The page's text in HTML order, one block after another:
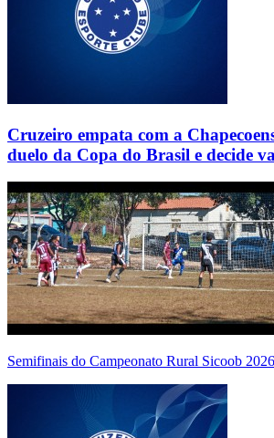
Cruzeiro empata com a
duelo da Copa do Brasil e decide
Semifinais do Campeonato Rural Sicoob 2026